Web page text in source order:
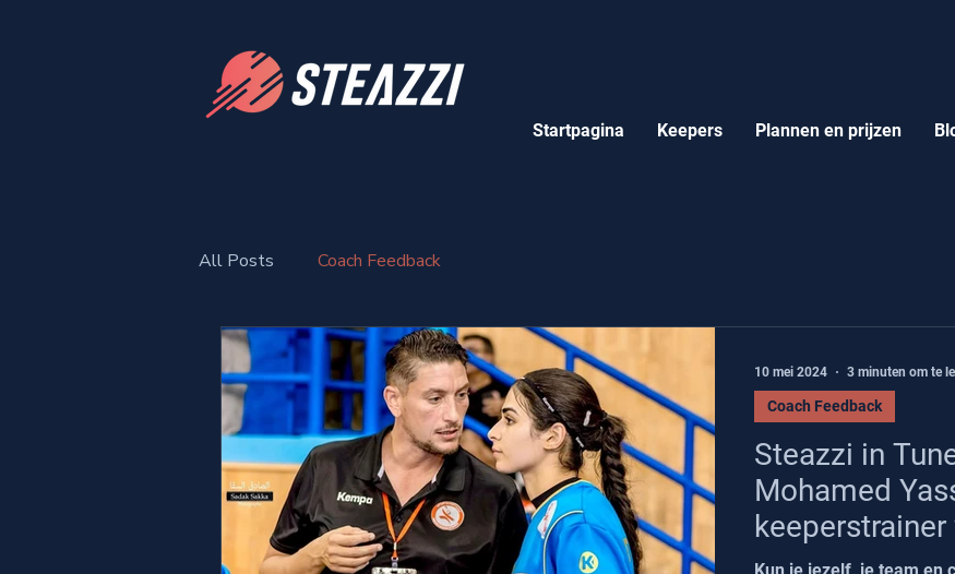
Startpagina Keepers Plannen en prijzen
All Posts Coach Feedback
Steazzi in
Mohamed
team
Coach Feedback
10 mei 2024 3 minuten om te